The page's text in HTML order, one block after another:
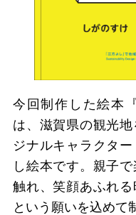
今回制作した絵本
は、滋賀県の観光
ジナルキャラクタ
し絵本です。親子
触れ、笑顔あふれ
という願いを込めて